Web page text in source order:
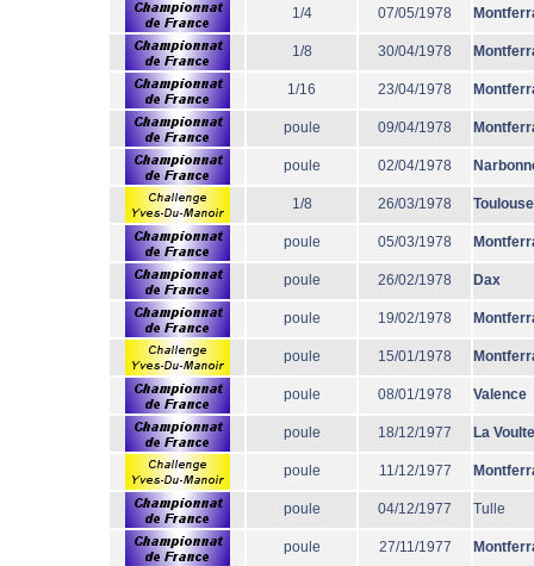
1/4 07/05/1978
1/8 30/04/1978
1/16 23/04/1978
poule 09/04/1978
poule 02/04/1978
1/8 26/03/1978 Toulouse
poule 05/03/1978
poule 26/02/1978 Dax
poule 19/02/1978
poule 15/01/1978
poule 08/01/1978 Valence
poule 18/12/1977 La Voulte
poule 11/12/1977
poule 04/12/1977 Tulle
poule 27/11/1977